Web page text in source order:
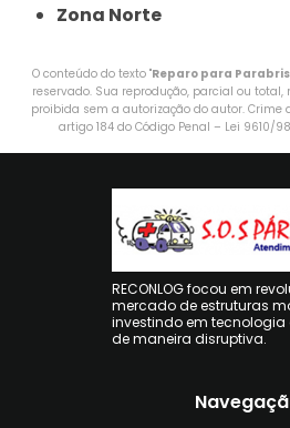
Zona Norte
O conteúdo do texto "Reparo para
reservado. Sua reprodução, parcial ou
proibida sem a autorização do autor. Crime
artigo 184 do Código Penal – Lei 9610/
RECONLOG focou em
mercado de estruturas
investindo em
de maneira disruptiva.